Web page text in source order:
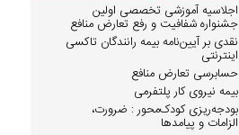
اجلاسیه آموزشی تخصصی اولین
جشنواره شفافیت و رفع تعارض منافع
نقدی بر آیین‌نامه بیمه رانندگان تاکسی
اینترنتی
حسابرسی تعارض منافع
بیمه نیروی کار پلتفرمی
بودجه‌ریزی کودک‌محور : ضرورت،
الزامات و پیامدها